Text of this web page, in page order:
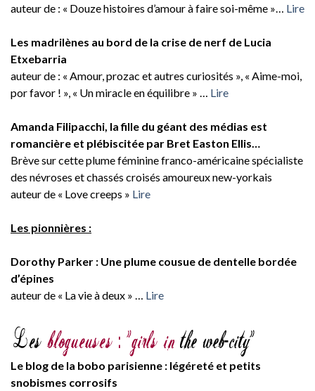
auteur de : « Douze histoires d’amour à faire soi-même »… Lire
Les madrilènes au bord de la crise de nerf de Lucia
Etxebarria
auteur de : « Amour, prozac et autres curiosités », « Aime-moi,
por favor ! », « Un miracle en équilibre » … Lire
Amanda Filipacchi, la fille du géant des médias est
romancière et plébiscitée par Bret Easton Ellis…
Brève sur cette plume féminine franco-américaine spécialiste
des névroses et chassés croisés amoureux new-yorkais
auteur de « Love creeps » Lire
Les pionnières :
Dorothy Parker : Une plume cousue de dentelle bordée
d’épines
auteur de « La vie à deux » … Lire
Le blog de la bobo parisienne : légéreté et petits
snobismes corrosifs